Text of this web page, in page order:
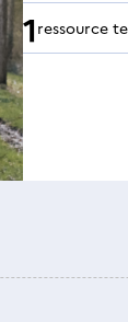
1ressource